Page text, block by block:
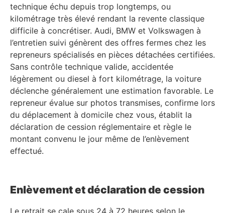
technique échu depuis trop longtemps, ou
kilométrage très élevé rendant la revente classique
difficile à concrétiser. Audi, BMW et Volkswagen à
l’entretien suivi génèrent des offres fermes chez les
repreneurs spécialisés en pièces détachées certifiées.
Sans contrôle technique valide, accidentée
légèrement ou diesel à fort kilométrage, la voiture
déclenche généralement une estimation favorable. Le
repreneur évalue sur photos transmises, confirme lors
du déplacement à domicile chez vous, établit la
déclaration de cession réglementaire et règle le
montant convenu le jour même de l’enlèvement
effectué.
Enlèvement et déclaration de cession